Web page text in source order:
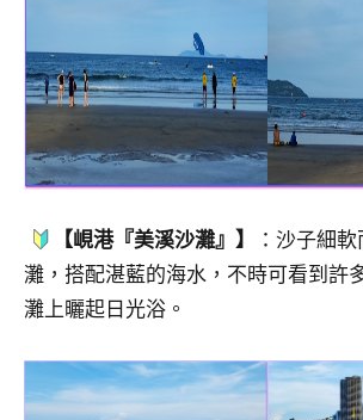
【峴港『美溪沙灘』】
：沙子細
灘，搭配湛藍的海水，不時可看到許
灘上曬起日光浴。